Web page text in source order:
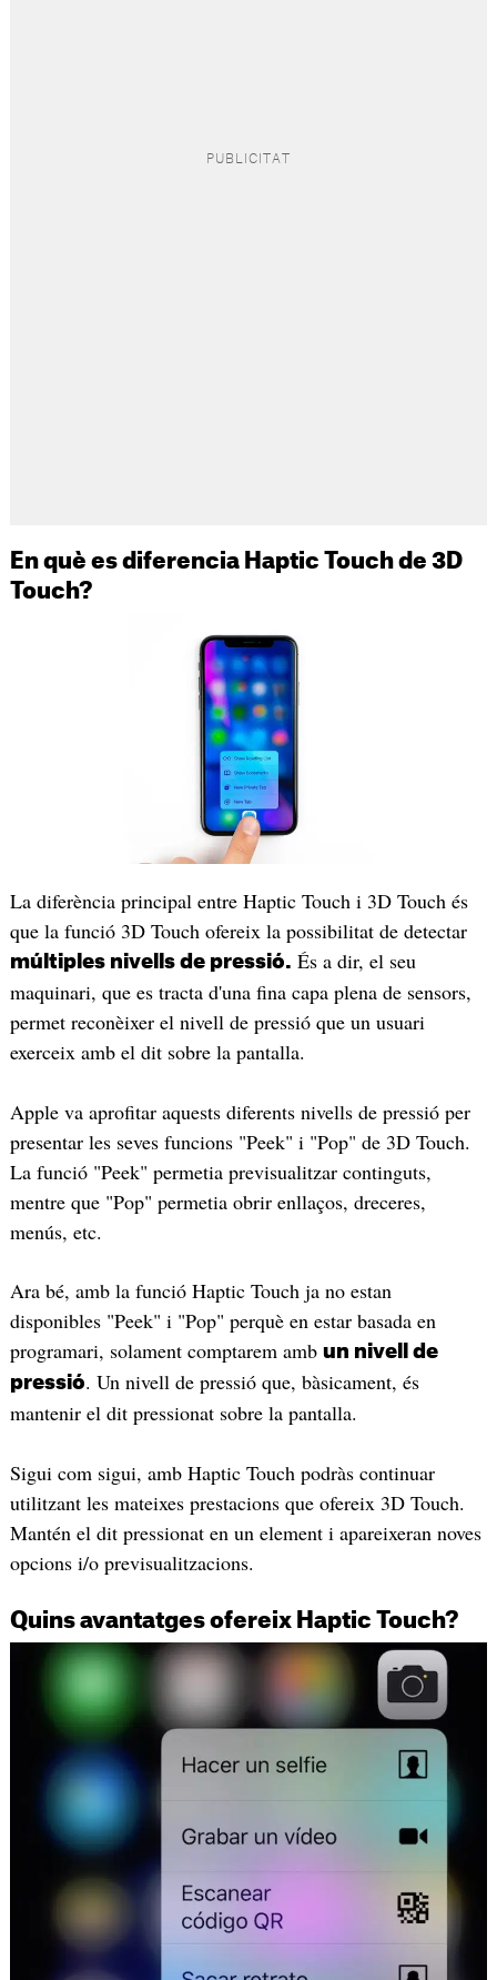
En què es diferencia Haptic Touch de 3D
Touch?
La diferència principal entre Haptic Touch i 3D Touch és
que la funció 3D Touch ofereix la possibilitat de detectar
múltiples nivells de pressió. És a dir, el seu
maquinari, que es tracta d'una fina capa plena de sensors,
permet reconèixer el nivell de pressió que un usuari
exerceix amb el dit sobre la pantalla.
Apple va aprofitar aquests diferents nivells de pressió per
presentar les seves funcions "Peek" i "Pop" de 3D Touch.
La funció "Peek" permetia previsualitzar continguts,
mentre que "Pop" permetia obrir enllaços, dreceres,
menús, etc.
Ara bé, amb la funció Haptic Touch ja no estan
disponibles "Peek" i "Pop" perquè en estar basada en
programari, solament comptarem amb un nivell de
pressió. Un nivell de pressió que, bàsicament, és
mantenir el dit pressionat sobre la pantalla.
Sigui com sigui, amb Haptic Touch podràs continuar
utilitzant les mateixes prestacions que ofereix 3D Touch.
Mantén el dit pressionat en un element i apareixeran noves
opcions i/o previsualitzacions.
Quins avantatges ofereix Haptic Touch?